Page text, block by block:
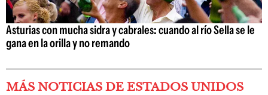
Asturias con mucha sidra y cabrales: cuando al río Sella se le
gana en la orilla y no remando
MÁS NOTICIAS DE ESTADOS UNIDOS